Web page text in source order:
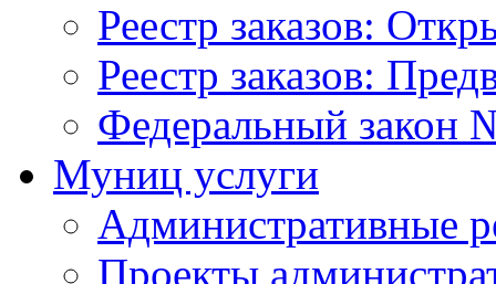
Реестр заказов:
Реестр заказов:
Федеральный закон
Муниц услуги
Административные
Проекты